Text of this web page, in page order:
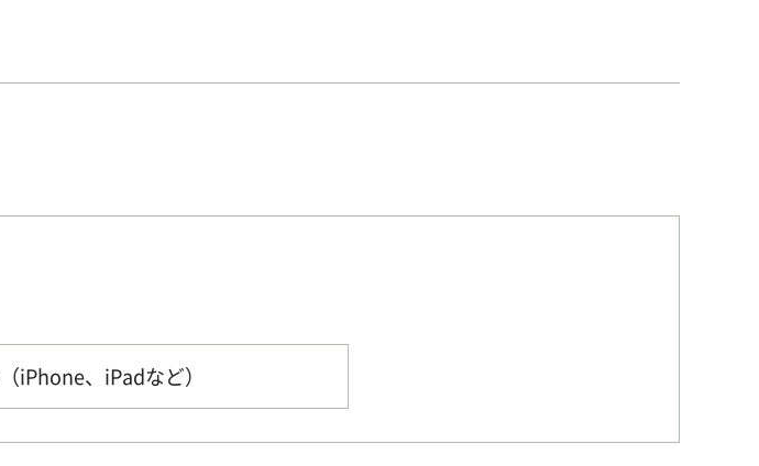
（iPhone、iPadなど）